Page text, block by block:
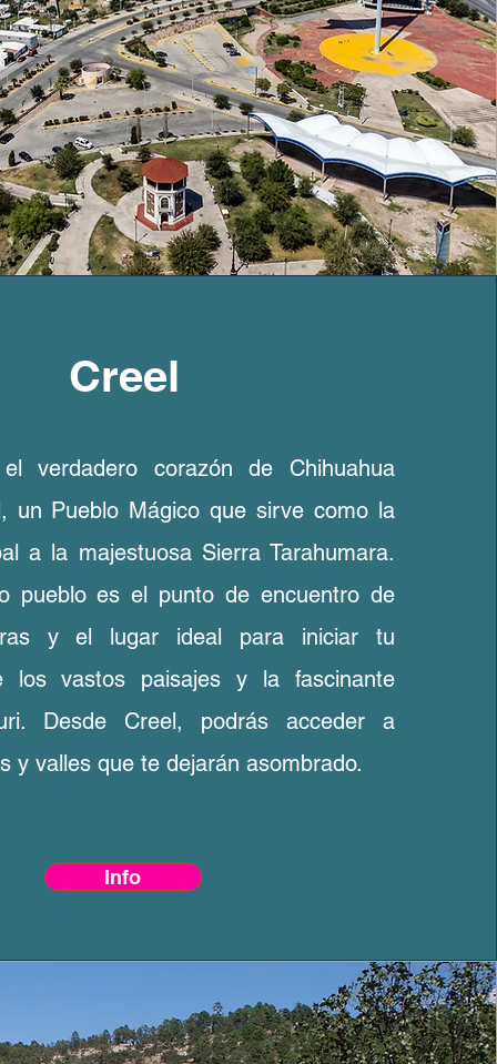
Creel
verdadero corazón de Chihuahua
un Pueblo Mágico que sirve como la
a la majestuosa Sierra Tarahumara.
pueblo es el punto de encuentro de
y el lugar ideal para iniciar tu
los vastos paisajes y la fascinante
Desde Creel, podrás acceder a
y valles que te dejarán asombrado.
Info